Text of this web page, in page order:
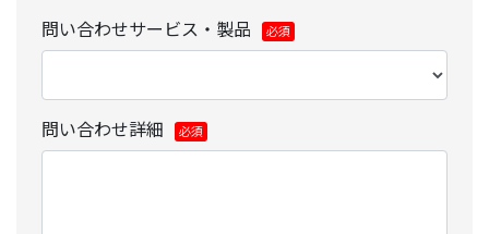
問い合わせサービス・製品
問い合わせ詳細